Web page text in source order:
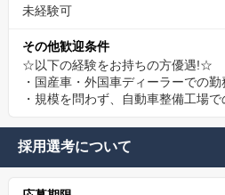
未経験可
その他歓迎条件
☆以下の経験をお持ちの方優遇!☆
・国産車・外国車ディーラーでの
・規模を問わず、自動車整備工場
採用選考について